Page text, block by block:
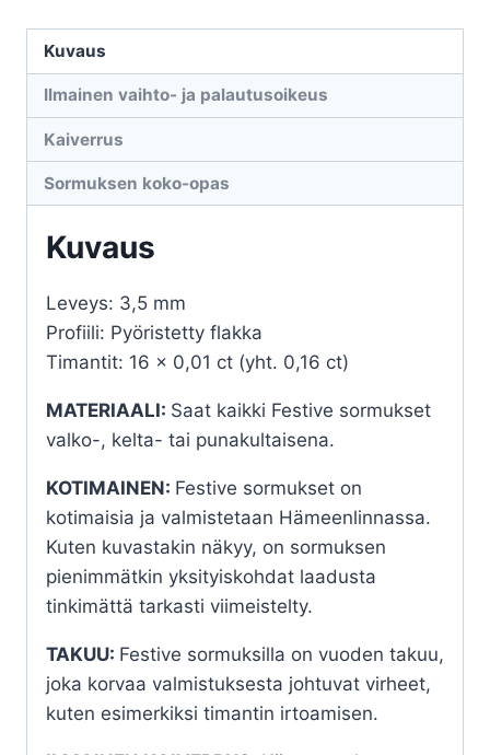
Kuvaus
Ilmainen vaihto- ja palautusoikeus
Kaiverrus
Sormuksen koko-opas
Kuvaus
Leveys: 3,5 mm
Profiili: Pyöristetty flakka
Timantit: 16 x 0,01 ct (yht. 0,16 ct)
MATERIAALI: Saat kaikki Festive sormukset
valko-, kelta- tai punakultaisena.
KOTIMAINEN: Festive sormukset on
kotimaisia ja valmistetaan Hämeenlinnassa.
Kuten kuvastakin näkyy, on sormuksen
pienimmätkin yksityiskohdat laadusta
tinkimättä tarkasti viimeistelty.
TAKUU: Festive sormuksilla on vuoden takuu,
joka korvaa valmistuksesta johtuvat virheet,
kuten esimerkiksi timantin irtoamisen.